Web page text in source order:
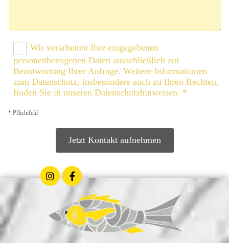
Wir verarbeiten Ihre eingegebenen
personenbezogenen Daten ausschließlich zur
Beantwortung Ihrer Anfrage. Weitere Informationen
zum Datenschutz, insbesondere auch zu Ihren Rechten,
finden Sie in unseren Datenschutzhinweisen. *
* Pflichtfeld